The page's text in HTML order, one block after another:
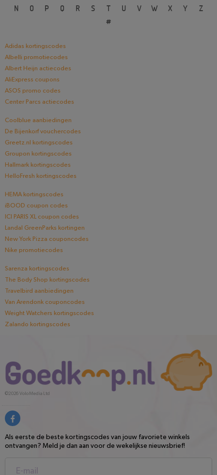
N
O P Q R S T U V W X Y
Z
#
Adidas kortingscodes
Albelli promotiecodes
Albert Heijn actiecodes
AliExpress coupons
ASOS promo codes
Center Parcs actiecodes
Coolblue aanbiedingen
De Bijenkorf vouchercodes
Greetz.nl kortingscodes
Groupon kortingscodes
Hallmark kortingscodes
HelloFresh kortingscodes
HEMA kortingscodes
iBOOD coupon codes
ICI PARIS XL coupon codes
Landal GreenParks kortingen
New York Pizza couponcodes
Nike promotiecodes
Sarenza kortingscodes
The Body Shop kortingscodes
Travelbird aanbiedingen
Van Arendonk couponcodes
Weight Watchers kortingscodes
Zalando kortingscodes
©2026Volo Media Ltd
Als eerste de beste kortingscodes van jouw favoriete winkels
ontvangen? Meld je dan aan voor de wekelijkse nieuwsbrief!